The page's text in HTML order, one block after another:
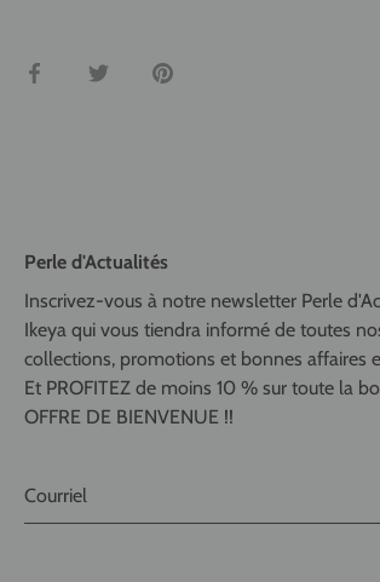
Partager TweeterÉpingler
Perle d'Actualités
Inscrivez-vous à notre newsletter Perle
Ikeya qui vous tiendra informé de toutes
collections, promotions et bonnes affaires
Et PROFITEZ de moins 10 % sur toute la
OFFRE DE BIENVENUE !!